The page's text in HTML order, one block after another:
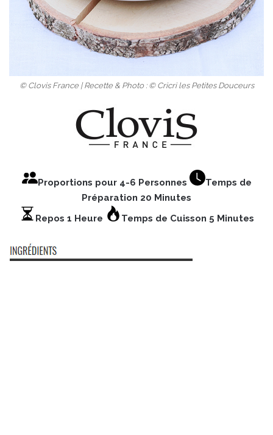
© Clovis France | Recette & Photo : © Cricri les Petites Douceurs
Proportions pour 4-6 Personnes
Temps de
Préparation 20 Minutes
Repos 1 Heure
Temps de Cuisson 5 Minutes